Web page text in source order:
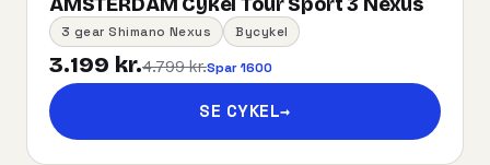
3 gear Shimano Nexus Bycykel
3.199 kr.4.799 kr.Spar 1600
SE CYKEL→